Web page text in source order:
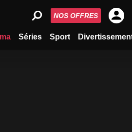
Séries Sport
NOS OFFRES